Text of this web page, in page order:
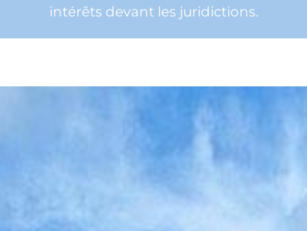
intérêts devant les juridictions.